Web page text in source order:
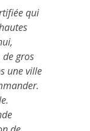
qui
de gros
une ville